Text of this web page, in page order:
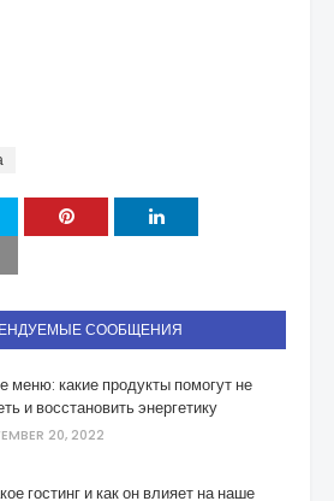
СООБЩЕНИЯ
меню: какие продукты помогут не
и восстановить энергетику
20, 2022
гостинг и как он влияет на наше